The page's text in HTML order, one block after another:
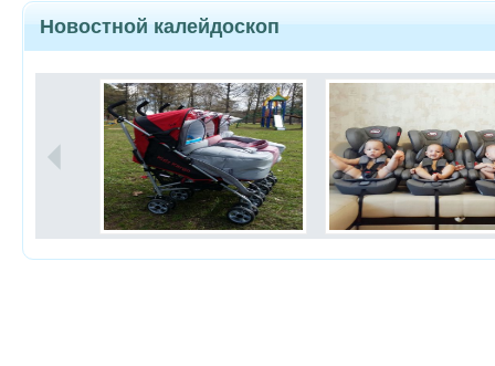
Новостной калейдоскоп